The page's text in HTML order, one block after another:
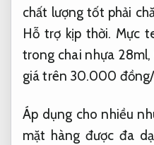
chất lượng tốt phải
Hỗ trợ kịp thời. Mực
trong chai nhựa 28ml,
giá trên 30.000
Áp dụng cho nhiều
mặt hàng được đa